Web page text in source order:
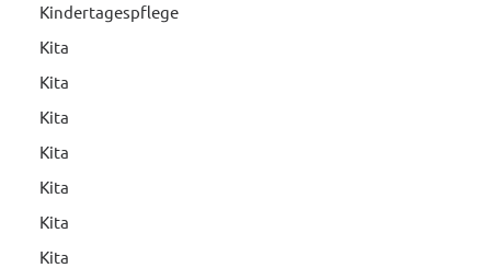
Kindertagespflege
Kita
Kita
Kita
Kita
Kita
Kita
Kita